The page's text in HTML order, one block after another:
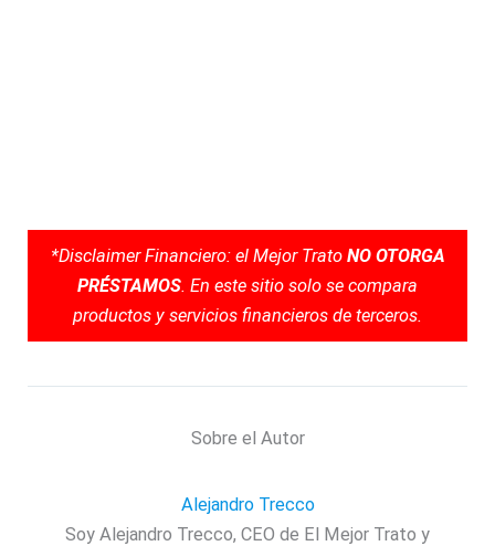
*Disclaimer Financiero: el Mejor Trato NO OTORGA
PRÉSTAMOS. En este sitio solo se compara
productos y servicios financieros de terceros.
Sobre el Autor
Alejandro Trecco
Soy Alejandro Trecco, CEO de El Mejor Trato y